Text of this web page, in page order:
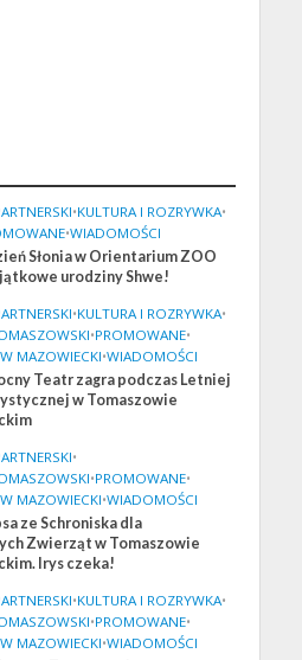
•KULTURA I ROZRYWKA•
•WIADOMOŚCI
Słonia w Orientarium ZOO
urodziny Shwe!
•KULTURA I ROZRYWKA•
•PROMOWANE•
MAZOWIECKI•WIADOMOŚCI
Teatr zagra podczas Letniej
w Tomaszowie
•
•PROMOWANE•
MAZOWIECKI•WIADOMOŚCI
ze Schroniska dla
Zwierząt w Tomaszowie
Irys czeka!
•KULTURA I ROZRYWKA•
•PROMOWANE•
MAZOWIECKI•WIADOMOŚCI